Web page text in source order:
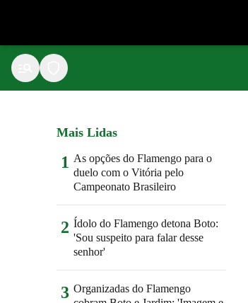
Mais Lidas
1 As opções do Flamengo para o
duelo com o Vitória pelo
Campeonato Brasileiro
2 Ídolo do Flamengo detona Boto:
'Sou suspeito para falar desse
senhor'
3 Organizadas do Flamengo